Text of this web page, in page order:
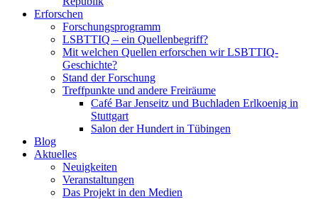
Erforschen
Forschungsprogramm
LSBTTIQ – ein Quellenbegriff?
Mit welchen Quellen erforschen wir LSBTTIQ-
Geschichte?
Stand der Forschung
Treffpunkte und andere Freiräume
Café Bar Jenseitz und Buchladen Erlkoenig in
Stuttgart
Salon der Hundert in Tübingen
Blog
Aktuelles
Neuigkeiten
Veranstaltungen
Das Projekt in den Medien